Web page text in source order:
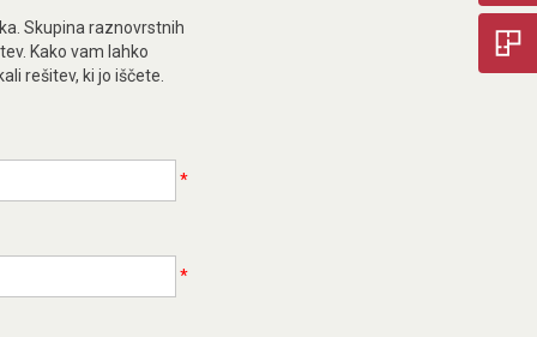
Skupina raznovrstnih
Kako vam lahko
rešitev, ki jo iščete.
*
*